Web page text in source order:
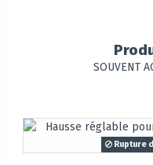
SOUVENT
Rupture